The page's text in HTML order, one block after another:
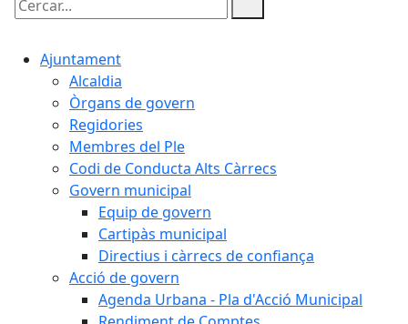
Cercar:
Ajuntament
Alcaldia
Òrgans de govern
Regidories
Membres del Ple
Codi de Conducta Alts Càrrecs
Govern municipal
Equip de govern
Cartipàs municipal
Directius i càrrecs de confiança
Acció de govern
Agenda Urbana - Pla d'Acció Municipal